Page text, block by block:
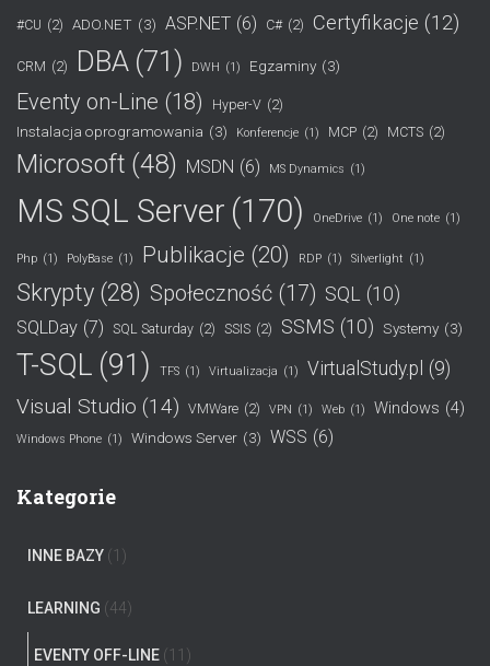
#CU (2) ADO.NET (3) ASP.NET (6) C# (2) Certyfikacje (12)
CRM (2) DBA (71) DWH (1) Egzaminy (3)
Eventy on-Line (18) Hyper-V (2)
Instalacja oprogramowania (3) Konferencje (1) MCP (2) MCTS (2)
Microsoft (48) MSDN (6) MS Dynamics (1)
MS SQL Server (170) OneDrive (1) One note (1)
Php (1) PolyBase (1) Publikacje (20) RDP (1) Silverlight (1)
Skrypty (28) Społeczność (17) SQL (10)
SQLDay (7) SQL Saturday (2) SSIS (2) SSMS (10) Systemy (3)
T-SQL (91) TFS (1) Virtualizacja (1) VirtualStudy.pl (9)
Visual Studio (14) VMWare (2) VPN (1) Web (1) Windows (4)
Windows Phone (1) Windows Server (3) WSS (6)
Kategorie
INNE BAZY (1)
LEARNING (44)
EVENTY OFF-LINE (11)